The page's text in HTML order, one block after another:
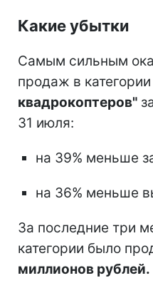
Какие убытки
Самым сильным
продаж в категории
квадрокоптеров"
31 июля:
на 39% меньше
на 36% меньше
За последние три
категории было
миллионов рублей.